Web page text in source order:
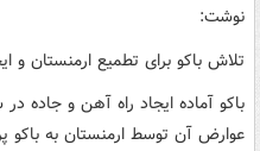
نوشت:
تلاش باکو برای تطمیع ارمنستان و
باکو آماده ایجاد راه آهن و جاده
عوارض آن توسط ارمنستان به باکو